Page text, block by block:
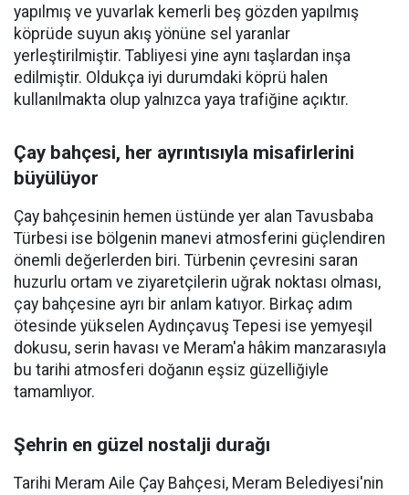
yapılmış ve yuvarlak kemerli beş gözden yapılmış
köprüde suyun akış yönüne sel yaranlar
yerleştirilmiştir. Tabliyesi yine aynı taşlardan inşa
edilmiştir. Oldukça iyi durumdaki köprü halen
kullanılmakta olup yalnızca yaya trafiğine açıktır.
Çay bahçesi, her ayrıntısıyla misafirlerini
büyülüyor
Çay bahçesinin hemen üstünde yer alan Tavusbaba
Türbesi ise bölgenin manevi atmosferini güçlendiren
önemli değerlerden biri. Türbenin çevresini saran
huzurlu ortam ve ziyaretçilerin uğrak noktası olması,
çay bahçesine ayrı bir anlam katıyor. Birkaç adım
ötesinde yükselen Aydınçavuş Tepesi ise yemyeşil
dokusu, serin havası ve Meram'a hâkim manzarasıyla
bu tarihi atmosferi doğanın eşsiz güzelliğiyle
tamamlıyor.
Şehrin en güzel nostalji durağı
Tarihi Meram Aile Çay Bahçesi, Meram Belediyesi'nin